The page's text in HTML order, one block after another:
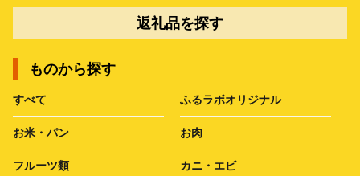
返礼品を探す
ものから探す
すべて ふるラボオリジナル
お米・パン お肉
フルーツ類 カニ・エビ